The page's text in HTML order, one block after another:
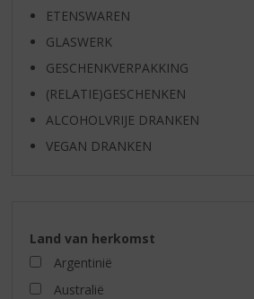
ETENSWAREN
GLASWERK
GESCHENKVERPAKKING
(RELATIE)GESCHENKEN
ALCOHOLVRIJE DRANKEN
VEGAN DRANKEN
Land van herkomst
Argentinië
Australië